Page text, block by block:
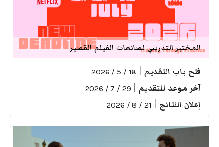
المختبر التدريبي لصانعات الفيلم القصير
فتح باب التقديم 18 / 5 / 2026
آخر موعد للتقديم 29 / 7 / 2026
إعلان النتائج 21 / 8 / 2026